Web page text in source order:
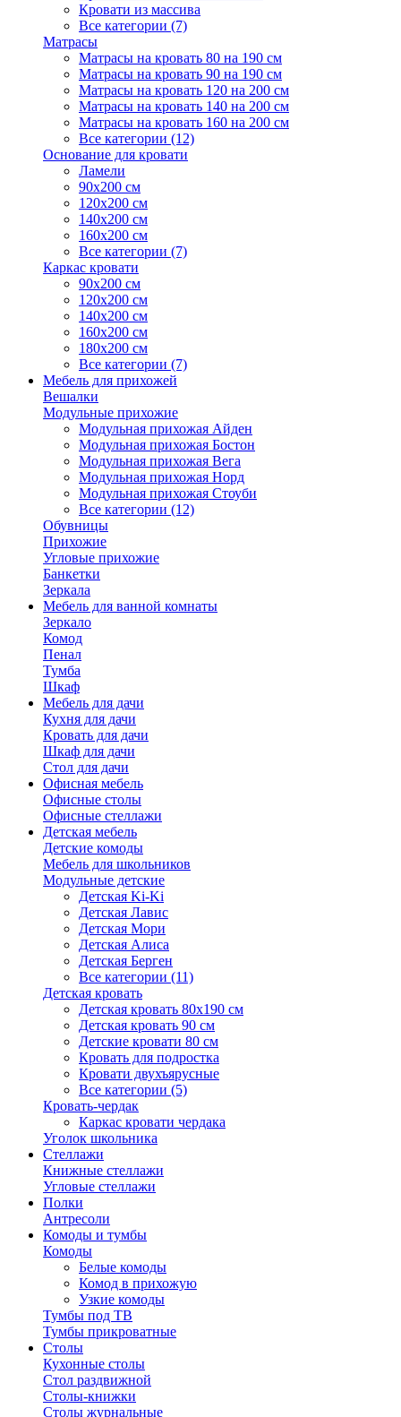
Кровати из массива
Все категории (7)
Матрасы
Матрасы на кровать 80 на 190 см
Матрасы на кровать 90 на 190 см
Матрасы на кровать 120 на 200 см
Матрасы на кровать 140 на 200 см
Матрасы на кровать 160 на 200 см
Все категории (12)
Основание для кровати
Ламели
90х200 см
120х200 см
140х200 см
160х200 см
Все категории (7)
Каркас кровати
90х200 см
120х200 см
140х200 см
160х200 см
180х200 см
Все категории (7)
Мебель для прихожей
Вешалки
Модульные прихожие
Модульная прихожая Айден
Модульная прихожая Бостон
Модульная прихожая Вега
Модульная прихожая Норд
Модульная прихожая Стоуби
Все категории (12)
Обувницы
Прихожие
Угловые прихожие
Банкетки
Зеркала
Мебель для ванной комнаты
Зеркало
Комод
Пенал
Тумба
Шкаф
Мебель для дачи
Кухня для дачи
Кровать для дачи
Шкаф для дачи
Стол для дачи
Офисная мебель
Офисные столы
Офисные стеллажи
Детская мебель
Детские комоды
Мебель для школьников
Модульные детские
Детская Ki-Ki
Детская Лавис
Детская Мори
Детская Алиса
Детская Берген
Все категории (11)
Детская кровать
Детская кровать 80х190 см
Детская кровать 90 см
Детские кровати 80 см
Кровать для подростка
Кровати двухъярусные
Все категории (5)
Кровать-чердак
Каркас кровати чердака
Уголок школьника
Стеллажи
Книжные стеллажи
Угловые стеллажи
Полки
Антресоли
Комоды и тумбы
Комоды
Белые комоды
Комод в прихожую
Узкие комоды
Тумбы под ТВ
Тумбы прикроватные
Столы
Кухонные столы
Стол раздвижной
Столы-книжки
Столы журнальные